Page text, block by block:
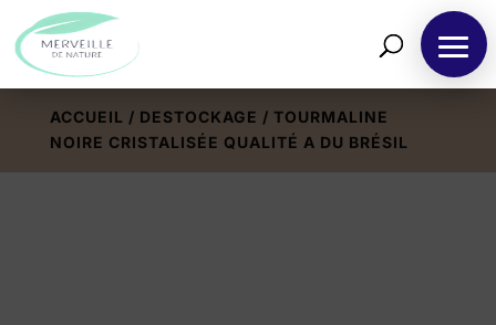
ACCUEIL / DESTOCKAGE / TOURMALINE
NOIRE CRISTALISÉE QUALITÉ A DU BRÉSIL